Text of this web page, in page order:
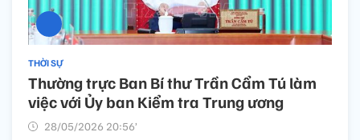
THỜI SỰ
Thường trực Ban Bí thư Trần Cẩm Tú làm
việc với Ủy ban Kiểm tra Trung ương
28/05/2026 20:56’